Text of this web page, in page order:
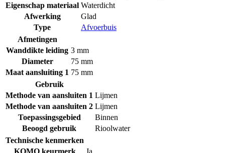
Eigenschap materiaal Waterdicht
Afwerking
Glad
Type
Afvoerbuis
Afmetingen
Wanddikte leiding 3 mm
Diameter
75 mm
Maat aansluiting 1 75 mm
Gebruik
Methode van aansluiten 1 Lijmen
Methode van aansluiten 2 Lijmen
Toepassingsgebied
Binnen
Beoogd gebruik
Rioolwater
Technische kenmerken
KOMO keurmerk
Ja